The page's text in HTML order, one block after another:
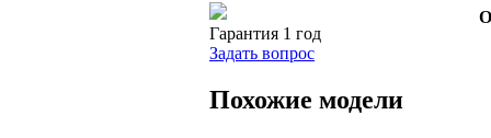
Гарантия 1 год
Задать вопрос
Похожие модели